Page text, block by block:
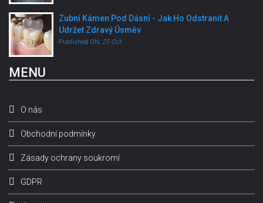
Zubní Kámen Pod Dásní - Jak Ho Odstranit A
Udržet Zdravý Úsměv
Published ON: 25 Oct
MENU
O nás
Obchodní podmínky
Zásady ochrany soukromí
GDPR